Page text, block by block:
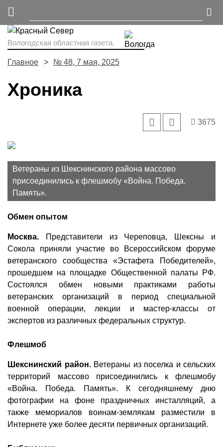
Вологодская областная газета.
Главное № 48, 7 мая, 2025
Хроника
3675
Ветераны из Шекснинского района массово
присоединились к флешмобу «Война. Победа.
Память».
Обмен опытом
Москва. Представители из Череповца, Шексны и
Сокола приняли участие во Всероссийском форуме
ветеранского сообщества «Эстафета Победителей»,
прошедшем на площадке Общественной палаты РФ.
Состоялся обмен новыми практиками работы
ветеранских организаций в период специальной
военной операции, лекции и мастер-классы от
экспертов из различных федеральных структур.
Флешмоб
Шекснинский район.Ветераны из поселка и сельских
территорий массово присоединились к флешмобу
«Война. Победа. Память». К сегодняшнему дню
фотографии на фоне праздничных инсталляций, а
также мемориалов воинам-землякам разместили в
Интернете уже более десяти первичных организаций.